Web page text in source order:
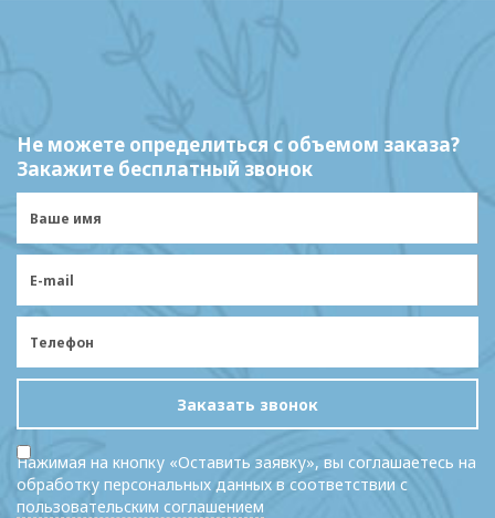
Не можете определиться с объемом заказа?
Закажите бесплатный звонок
Заказать звонок
Нажимая на кнопку «Оставить заявку», вы соглашаетесь на
обработку персональных данных в соответствии с
пользовательским соглашением